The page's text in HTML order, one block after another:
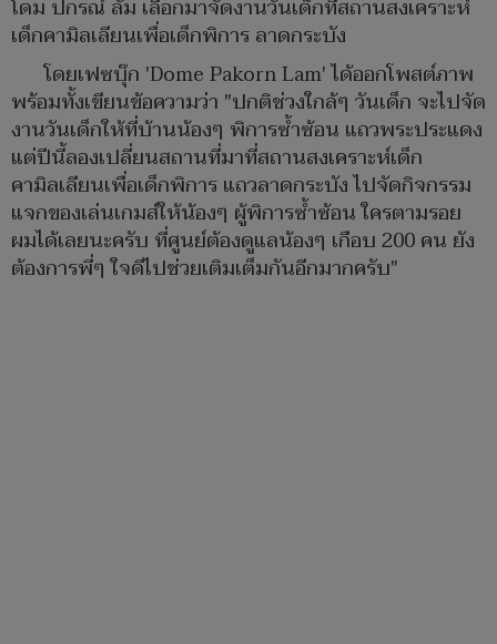
โดม ปกรณ์ ลัม เลือกมาจัดงานวันเด็กที่สถานสงเคราะห์
เด็กคามิลเลียนเพื่อเด็กพิการ ลาดกระบัง
โดยเฟซบุ๊ก 'Dome Pakorn Lam' ได้ออกโพสต์ภาพ
พร้อมทั้งเขียนข้อความว่า "ปกติช่วงใกล้ๆ วันเด็ก จะไปจัด
งานวันเด็กให้ที่บ้านน้องๆ พิการซ้ำซ้อน แถวพระประแดง
แต่ปีนี้ลองเปลี่ยนสถานที่มาที่สถานสงเคราะห์เด็ก
คามิลเลียนเพื่อเด็กพิการ แถวลาดกระบัง ไปจัดกิจกรรม
แจกของเล่นเกมส์ให้น้องๆ ผู้พิการซ้ำซ้อน ใครตามรอย
ผมได้เลยนะครับ ที่ศูนย์ต้องดูแลน้องๆ เกือบ 200 คน ยัง
ต้องการพี่ๆ ใจดีไปช่วยเติมเต็มกันอีกมากครับ"